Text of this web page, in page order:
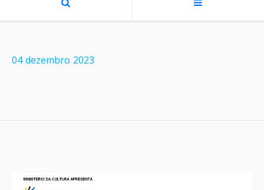
04 dezembro 2023